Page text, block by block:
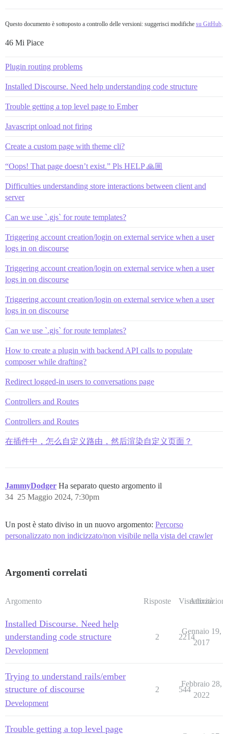
Questo documento è sottoposto a controllo delle versioni: suggerisci modifiche su GitHub.
46 Mi Piace
Plugin routing problems
Installed Discourse. Need help understanding code structure
Trouble getting a top level page to Ember
Javascript onload not firing
Create a custom page with theme cli?
“Oops! That page doesn’t exist.” Pls HELP 🙏🏼
Difficulties understanding store interactions between client and
server
Can we use `.gjs` for route templates?
Triggering account creation/login on external service when a user
logs in on discourse
Triggering account creation/login on external service when a user
logs in on discourse
Triggering account creation/login on external service when a user
logs in on discourse
Can we use `.gjs` for route templates?
How to create a plugin with backend API calls to populate
composer while drafting?
Redirect logged-in users to conversations page
Controllers and Routes
Controllers and Routes
在插件中，怎么自定义路由，然后渲染自定义页面？
JammyDodger Ha separato questo argomento il
25 Maggio 2024, 7:30pm
34
Un post è stato diviso in un nuovo argomento: Percorso
personalizzato non indicizzato/non visibile nella vista del crawler
Argomenti correlati
Argomento Risposte Visualizzazioni
Attività
Installed Discourse. Need help
understanding code structure
Development
2 2214
Gennaio 19,
2017
Trying to understand rails/ember
structure of discourse
Development
2 544
Febbraio 28,
2022
Trouble getting a top level page